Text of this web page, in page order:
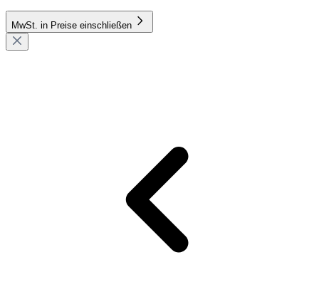
MwSt. in Preise einschließen